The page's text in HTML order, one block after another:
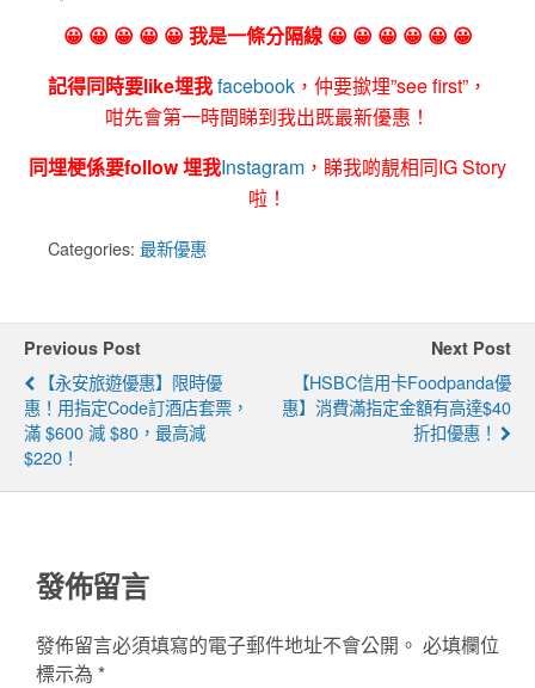
😀 😀 😀 😀 😀 我是一條分隔線 😀 😀 😀 😀 😀 😀
記得同時要like埋我facebook ，仲要撳埋”see first”，
咁先會第一時間睇到我出既最新優惠！
同埋梗係要follow 埋我Instagram ，睇我啲靚相同IG Story
啦！
Categories: 最新優惠
Previous Post
【永安旅遊優惠】限時優
惠！用指定code訂酒店套票，
滿 $600 減 $80，最高減
$220！
Next Post
【HSBC信用卡foodpanda優
惠】消費滿指定金額有高達$40
折扣優惠！
發佈留言
發佈留言必須填寫的電子郵件地址不會公開。 必填欄位
標示為 *